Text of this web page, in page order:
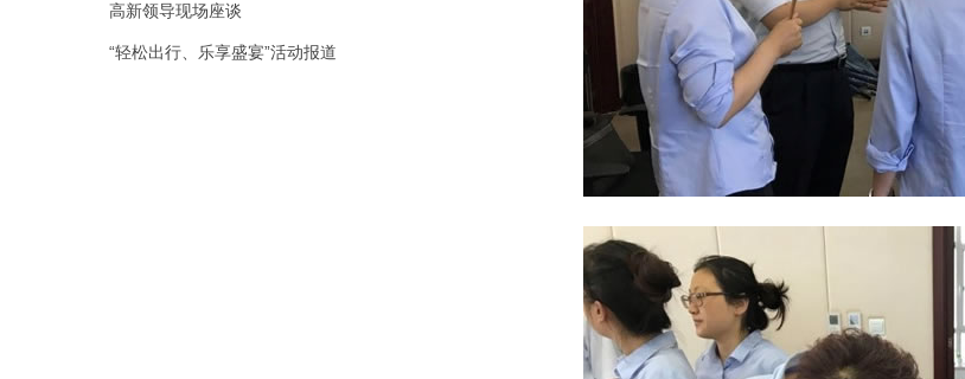
高新领导现场座谈
“轻松出行、乐享盛宴”活动报道